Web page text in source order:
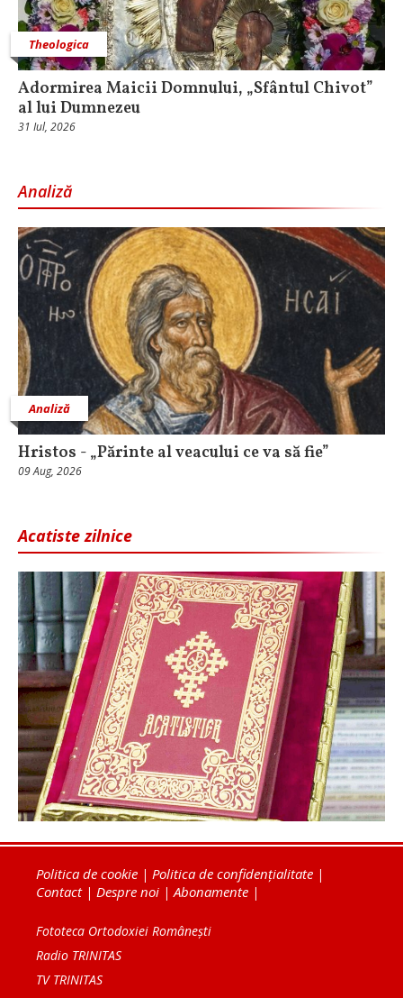
Theologica
Adormirea Maicii Domnului, „Sfântul Chivot”
al lui Dumnezeu
31 Iul, 2026
Analiză
Analiză
Hristos - „Părinte al veacului ce va să fie”
09 Aug, 2026
Acatiste zilnice
Politica de cookie | Politica de confidențialitate |
Contact| Despre noi | Abonamente |
Fototeca Ortodoxiei Românești
Radio TRINITAS
TV TRINITAS